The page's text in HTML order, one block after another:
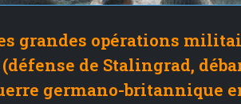
grandes opérations
de Stalingrad,
germano-britannique